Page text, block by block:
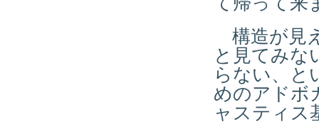
構造が見
と見てみな
らない、と
めのアドボ
ャスティス